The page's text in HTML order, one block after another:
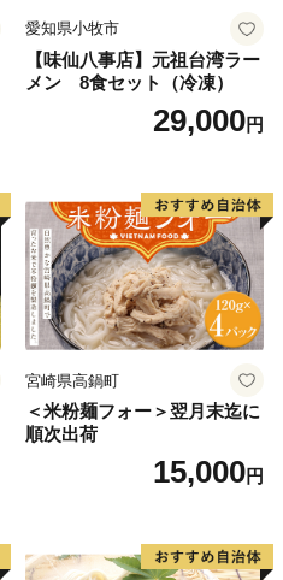
愛知県小牧市
【味仙八事店】元祖台湾ラー
メン 8食セット（冷凍）
29,000円
宮崎県高鍋町
＜米粉麺フォー＞翌月末迄に
順次出荷
15,000円